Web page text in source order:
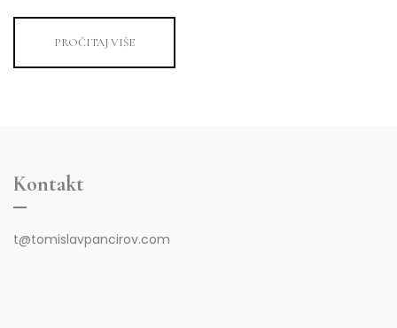
PROČITAJ VIŠE
Kontakt
t@tomislavpancirov.com